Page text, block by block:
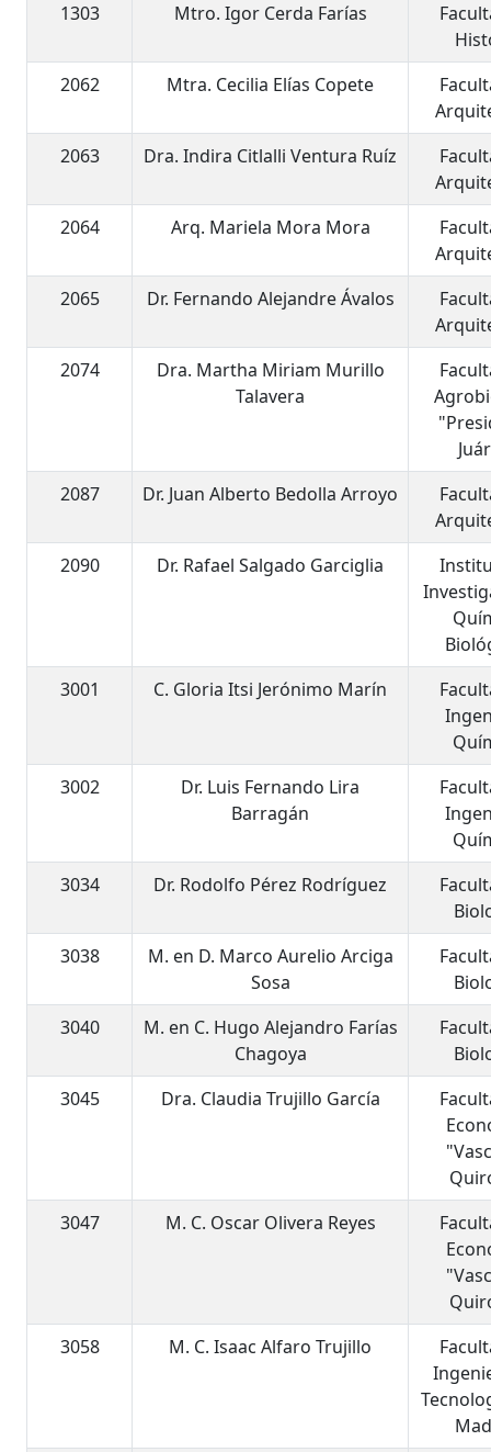
1303
Mtro. Igor Cerda Farías
2062
Mtra. Cecilia Elías Copete
2063
Dra. Indira Citlalli Ventura Ruíz
2064
Arq. Mariela Mora Mora
2065
Dr. Fernando Alejandre Ávalos
2074
Dra. Martha Miriam Murillo
Talavera
2087
Dr. Juan Alberto Bedolla Arroyo
2090
Dr. Rafael Salgado Garciglia
3001
C. Gloria Itsi Jerónimo Marín
3002
Dr. Luis Fernando Lira
Barragán
3034
Dr. Rodolfo Pérez Rodríguez
3038
M. en D. Marco Aurelio Arciga
Sosa
3040
M. en C. Hugo Alejandro Farías
Chagoya
3045
Dra. Claudia Trujillo García
3047
M. C. Oscar Olivera Reyes
3058
M. C. Isaac Alfaro Trujillo